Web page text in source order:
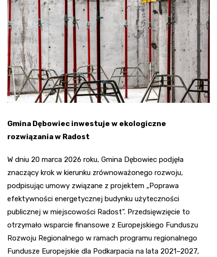
Gmina Dębowiec inwestuje w ekologiczne
rozwiązania w Radost
W dniu 20 marca 2026 roku, Gmina Dębowiec podjęła
znaczący krok w kierunku zrównoważonego rozwoju,
podpisując umowy związane z projektem „Poprawa
efektywności energetycznej budynku użyteczności
publicznej w miejscowości Radost”. Przedsięwzięcie to
otrzymało wsparcie finansowe z Europejskiego Funduszu
Rozwoju Regionalnego w ramach programu regionalnego
Fundusze Europejskie dla Podkarpacia na lata 2021–2027,